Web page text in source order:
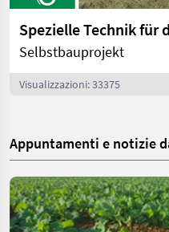
Selbstbauprojekt
Visualizzazioni: 33375
Appuntamenti e notizie